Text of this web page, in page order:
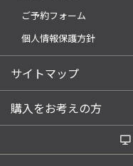
ご予約フォーム
個人情報保護方針
サイトマップ
購入をお考えの方